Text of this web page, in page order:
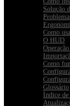
Solução
Como
O HUD
Como
Glossário
Índice